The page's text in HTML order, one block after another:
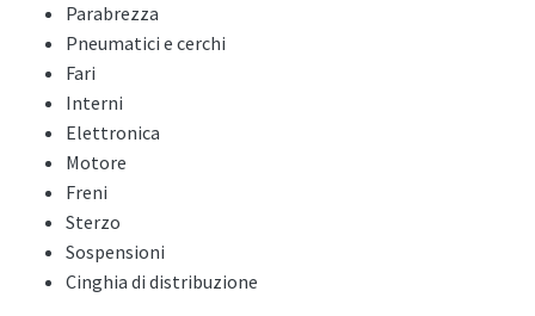
Parabrezza
Pneumatici e cerchi
Fari
Interni
Elettronica
Motore
Freni
Sterzo
Sospensioni
Cinghia di distribuzione